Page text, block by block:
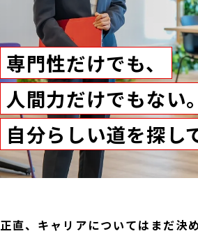
専門性だけでも、
人間力だけでもない。
自分らしい道を探し
正直、キャリアについてはまだ決